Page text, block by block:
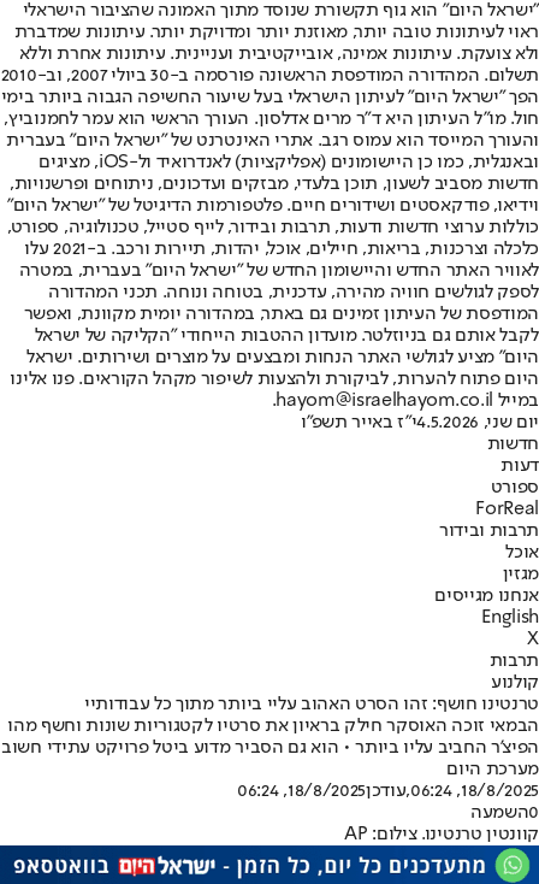
"ישראל היום" הוא גוף תקשורת שנוסד מתוך האמונה שהציבור הישראלי
ראוי לעיתונות טובה יותר, מאוזנת יותר ומדויקת יותר. עיתונות שמדברת
ולא צועקת. עיתונות אמינה, אובייקטיבית ועניינית. עיתונות אחרת וללא
תשלום. המהדורה המודפסת הראשונה פורסמה ב-30 ביולי 2007, וב-2010
הפך "ישראל היום" לעיתון הישראלי בעל שיעור החשיפה הגבוה ביותר בימי
חול. מו"ל העיתון היא ד"ר מרים אדלסון. העורך הראשי הוא עמר לחמנוביץ,
והעורך המייסד הוא עמוס רגב. אתרי האינטרנט של "ישראל היום" בעברית
ובאנגלית, כמו כן היישומונים (אפליקציות) לאנדרואיד ול-iOS, מציגים
חדשות מסביב לשעון, תוכן בלעדי, מבזקים ועדכונים, ניתוחים ופרשנויות,
וידיאו, פודקאסטים ושידורים חיים. פלטפורמות הדיגיטל של "ישראל היום"
כוללות ערוצי חדשות ודעות, תרבות ובידור, לייף סטייל, טכנולוגיה, ספורט,
כלכלה וצרכנות, בריאות, חיילים, אוכל, יהדות, תיירות ורכב. ב-2021 עלו
לאוויר האתר החדש והיישומון החדש של "ישראל היום" בעברית, במטרה
לספק לגולשים חוויה מהירה, עדכנית, בטוחה ונוחה. תכני המהדורה
המודפסת של העיתון זמינים גם באתר, במהדורה יומית מקוונת, ואפשר
לקבל אותם גם בניוזלטר. מועדון ההטבות הייחודי "הקליקה של ישראל
היום" מציע לגולשי האתר הנחות ומבצעים על מוצרים ושירותים. ישראל
היום פתוח להערות, לביקורת ולהצעות לשיפור מקהל הקוראים. פנו אלינו
במייל hayom@israelhayom.co.il.
יום שני, 4.5.2026
י"ז באייר תשפ"ו
חדשות
דעות
ספורט
ForReal
תרבות ובידור
אוכל
מגזין
אנחנו מגייסים
English
X
תרבות
קולנוע
טרנטינו חושף: זהו הסרט האהוב עליי ביותר מתוך כל עבודותיי
הבמאי זוכה האוסקר חילק בראיון את סרטיו לקטגוריות שונות וחשף מהו
הפיצ'ר החביב עליו ביותר • הוא גם הסביר מדוע ביטל פרויקט עתידי חשוב
מערכת היום
18/8/2025, 06:24
,עודכן18/8/2025, 06:24
0השמעה
קוונטין טרנטינו. צילום: AP